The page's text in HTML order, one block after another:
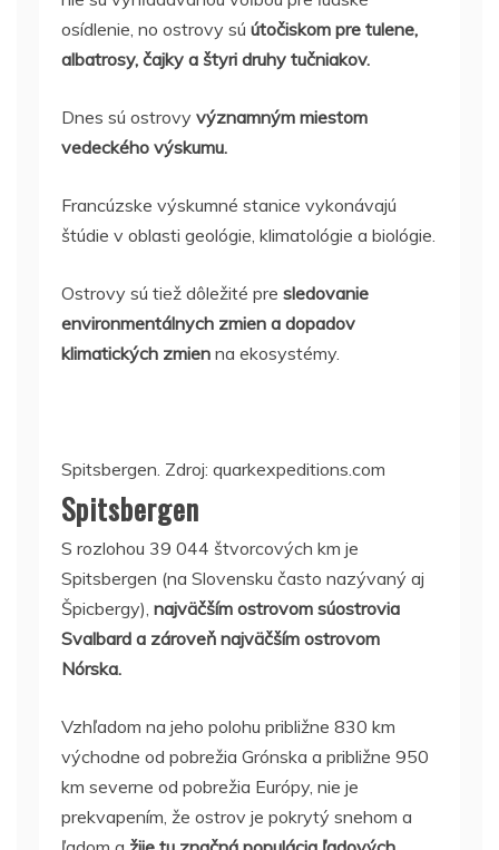
osídlenie, no ostrovy sú útočiskom pre tulene,
albatrosy, čajky a štyri druhy tučniakov.
Dnes sú ostrovy významným miestom
vedeckého výskumu.
Francúzske výskumné stanice vykonávajú
štúdie v oblasti geológie, klimatológie a biológie.
Ostrovy sú tiež dôležité pre sledovanie
environmentálnych zmien a dopadov
klimatických zmien na ekosystémy.
Spitsbergen. Zdroj: quarkexpeditions.com
Spitsbergen
S rozlohou 39 044 štvorcových km je
Spitsbergen (na Slovensku často nazývaný aj
Špicbergy), najväčším ostrovom súostrovia
Svalbard a zároveň najväčším ostrovom
Nórska.
Vzhľadom na jeho polohu približne 830 km
východne od pobrežia Grónska a približne 950
km severne od pobrežia Európy, nie je
prekvapením, že ostrov je pokrytý snehom a